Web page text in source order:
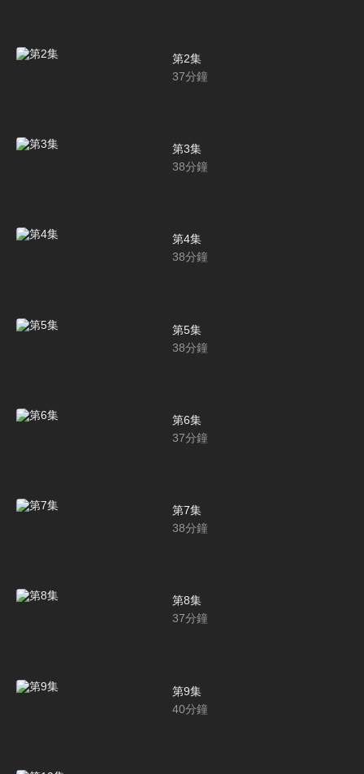
第2集
37分鐘
第3集
38分鐘
第4集
38分鐘
第5集
38分鐘
第6集
37分鐘
第7集
38分鐘
第8集
37分鐘
第9集
40分鐘